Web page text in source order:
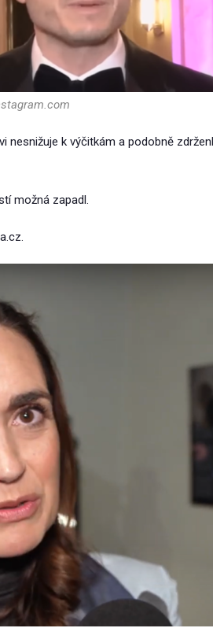
nesnižuje k výčitkám a podobně
možná zapadl.